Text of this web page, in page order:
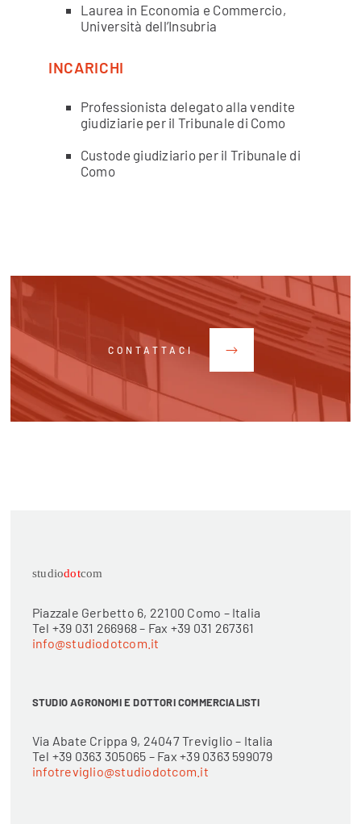
Laurea in Economia e Commercio,
Università dell’Insubria
INCARICHI
Professionista delegato alla vendite
giudiziarie per il Tribunale di Como
Custode giudiziario per il Tribunale di
Como
CONTATTACI
studiodotcom
Piazzale Gerbetto 6, 22100 Como – Italia
Tel +39 031 266968 – Fax +39 031 267361
info@studiodotcom.it
STUDIO AGRONOMI E DOTTORI COMMERCIALISTI
Via Abate Crippa 9, 24047 Treviglio – Italia
Tel +39 0363 305065 – Fax +39 0363 599079
infotreviglio@studiodotcom.it